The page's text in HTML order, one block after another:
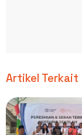
Artikel Terkait